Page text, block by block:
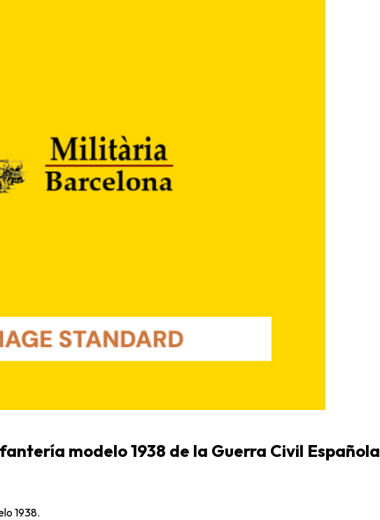
modelo 1938 de la Guerra Civil Española
1938.